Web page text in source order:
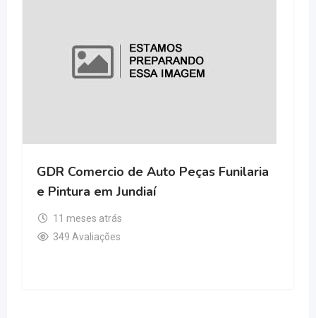
GDR Comercio de Auto Peças Funilaria
e Pintura em Jundiaí
11 meses atrás
349 Avaliações